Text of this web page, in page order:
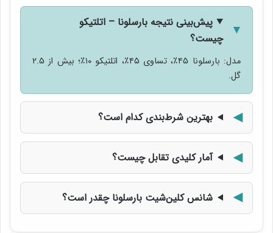
پیش‌بینی نتیجه بارسلونا – اتلتیکو
چیست؟
مدل: بارسلونا ۴۵٪، تساوی ۴۵٪، اتلتیکو ۱۰٪؛ بیش از ۲.۵
گل.
بهترین شرط‌بندی کدام است؟
آمار کلیدی تقابل چیست؟
شانس کلین‌شیت بارسلونا چقدر است؟